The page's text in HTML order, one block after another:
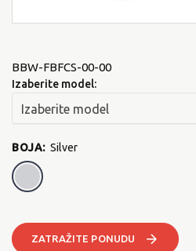
BBW-FBFCS-00-00
Izaberite model:
BOJA: Silver
ZATRAŽITE PONUDU